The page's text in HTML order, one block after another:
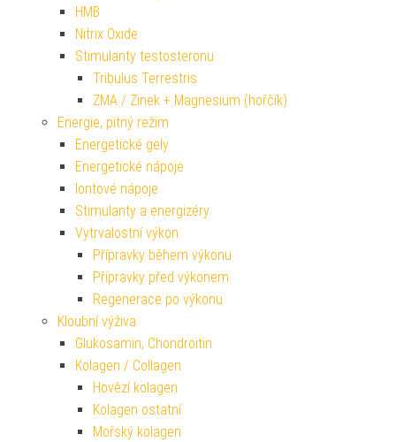
HMB
Nitrix Oxide
Stimulanty testosteronu
Tribulus Terrestris
ZMA / Zinek + Magnesium (hořčík)
Energie, pitný režim
Energetické gely
Energetické nápoje
Iontové nápoje
Stimulanty a energizéry
Vytrvalostní výkon
Přípravky během výkonu
Přípravky před výkonem
Regenerace po výkonu
Kloubní výživa
Glukosamin, Chondroitin
Kolagen / Collagen
Hovězí kolagen
Kolagen ostatní
Mořský kolagen